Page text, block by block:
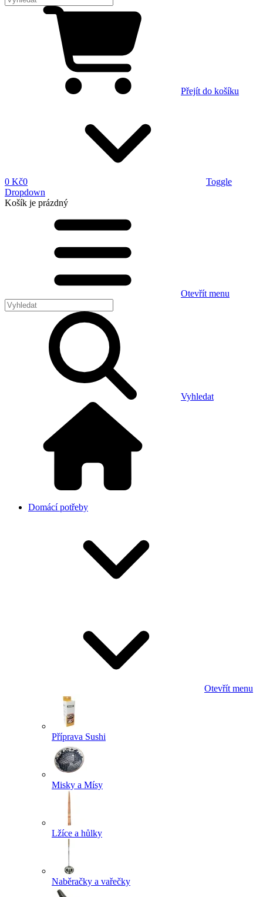
Přejít do košíku
0 Kč0
Toggle
Dropdown
Košík je prázdný
Otevřít menu
Vyhledat
Domácí potřeby
Otevřít menu
Příprava Sushi
Misky a Mísy
Lžíce a hůlky
Naběračky a vařečky